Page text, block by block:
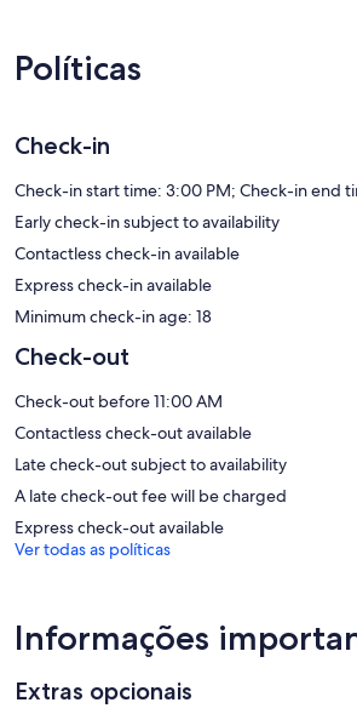
Accommodations at this 3.5-star apartment
stovetops, separate dining areas, cookware/
access. 43-inch Smart televisions come with
drapes/curtains. Housekeeping is offered on
allergenic bedding can be requested.
Políticas
Check-in
Check-in start time: 3:00 PM; Check-in end
Early check-in subject to availability
Contactless check-in available
Express check-in available
Minimum check-in age: 18
Check-out
Check-out before 11:00 AM
Contactless check-out available
Late check-out subject to availability
A late check-out fee will be charged
Express check-out available
Ver todas as políticas
Informações
Extras opcionais